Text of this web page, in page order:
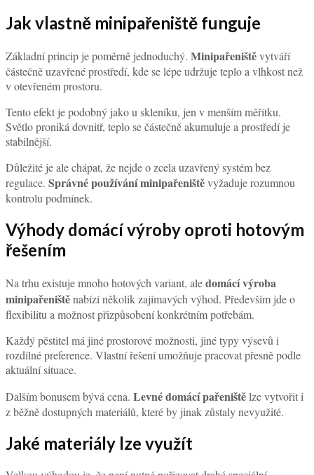
Jak vlastně minipařeniště funguje
Základní princip je poměrně jednoduchý. Minipařeništěvytváří
částečně uzavřené prostředí, kde se lépe udržuje teplo a vlhkost než
v otevřeném prostoru.
Tento efekt je podobný jako u skleníku, jen v menším měřítku.
Světlo proniká dovnitř, teplo se částečně akumuluje a prostředí je
stabilnější.
Důležité je ale chápat, že nejde o zcela uzavřený systém bez
regulace. Správné používání minipařeništěvyžaduje rozumnou
kontrolu podmínek.
Výhody domácí výroby oproti hotovým
řešením
Na trhu existuje mnoho hotových variant, aledomácí výroba
minipařeništěnabízí několik zajímavých výhod. Především jde o
flexibilitu a možnost přizpůsobení konkrétním potřebám.
Každý pěstitel má jiné prostorové možnosti, jiné typy výsevů i
rozdílné preference. Vlastní řešení umožňuje pracovat přesně podle
aktuální situace.
Dalším bonusem bývá cena. Levné domácí pařeništělze vytvořit i
z běžně dostupných materiálů, které by jinak zůstaly nevyužité.
Jaké materiály lze využít